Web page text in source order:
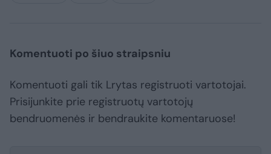
Komentuoti po šiuo straipsniu
Komentuoti gali tik Lrytas registruoti vartotojai.
Prisijunkite prie registruotų vartotojų
bendruomenės ir bendraukite komentaruose!